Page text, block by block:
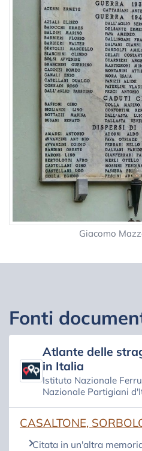
Giacomo
Fonti
Atlante delle
in Italia
Istituto Nazionale
Nazionale Partigiani
CASALTONE,
(si apre in una nuova
Citata in un'altra